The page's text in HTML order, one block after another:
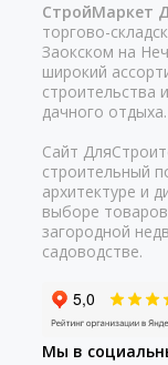
СтройМаркет
торгово-
Заокском на
широкий
строительства
дачного отдыха.
Сайт
строительный
архитектуре и
выборе
загородной
садоводстве.
Мы в